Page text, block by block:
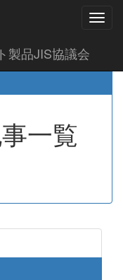
製品JIS協議会
一覧